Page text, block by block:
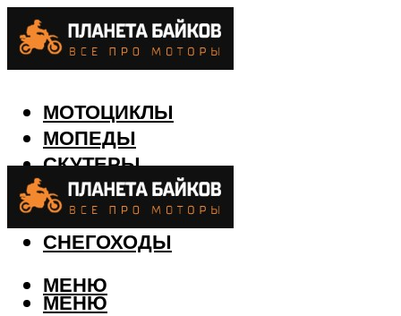
МОТОЦИКЛЫ
МОПЕДЫ
СКУТЕРЫ
КВАДРОЦИКЛЫ
ЛОДКИ
СНЕГОХОДЫ
МЕНЮ
МЕНЮ